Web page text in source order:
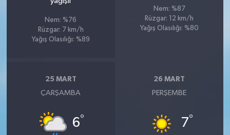
Nem: %76
Rüzgar: 7 km/h
Yağış Olasılığı: %89
Nem: %87
Rüzgar: 12 km/h
Yağış Olasılığı: %80
25 MART
ÇARŞAMBA
6°
26 MART
PERŞEMBE
7°